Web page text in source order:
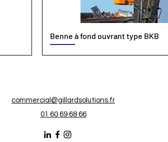
Benne à fond ouvrant type BKB
commercial@gillardsolutions.fr
01 60 69 68 66